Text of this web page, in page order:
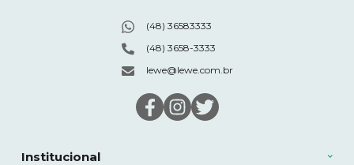
Institucional
(48) 36583333
(48) 3658-3333
lewe@lewe.com.br